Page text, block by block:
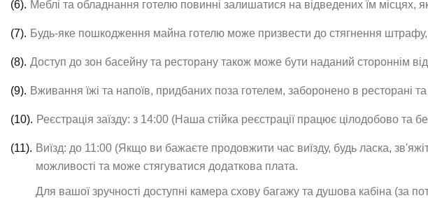
(6). Меблі та обладнання готелю повинні залишатися на відведених їм місцях,
(7). Будь-яке пошкодження майна готелю може призвести до стягнення
(8). Доступ до зон басейну та ресторану також може бути наданий стороннім
(9). Вживання їжі та напоїв, придбаних поза готелем, заборонено в ресторані
(10). Реєстрація заїзду: з 14:00 (Наша стійка реєстрації працює цілодобово та
(11). Виїзд: до 11:00 (Якщо ви бажаєте продовжити час виїзду, будь ласка,
можливості та може стягуватися додаткова плата.
Для вашої зручності доступні камера схову багажу та душова кабіна (за